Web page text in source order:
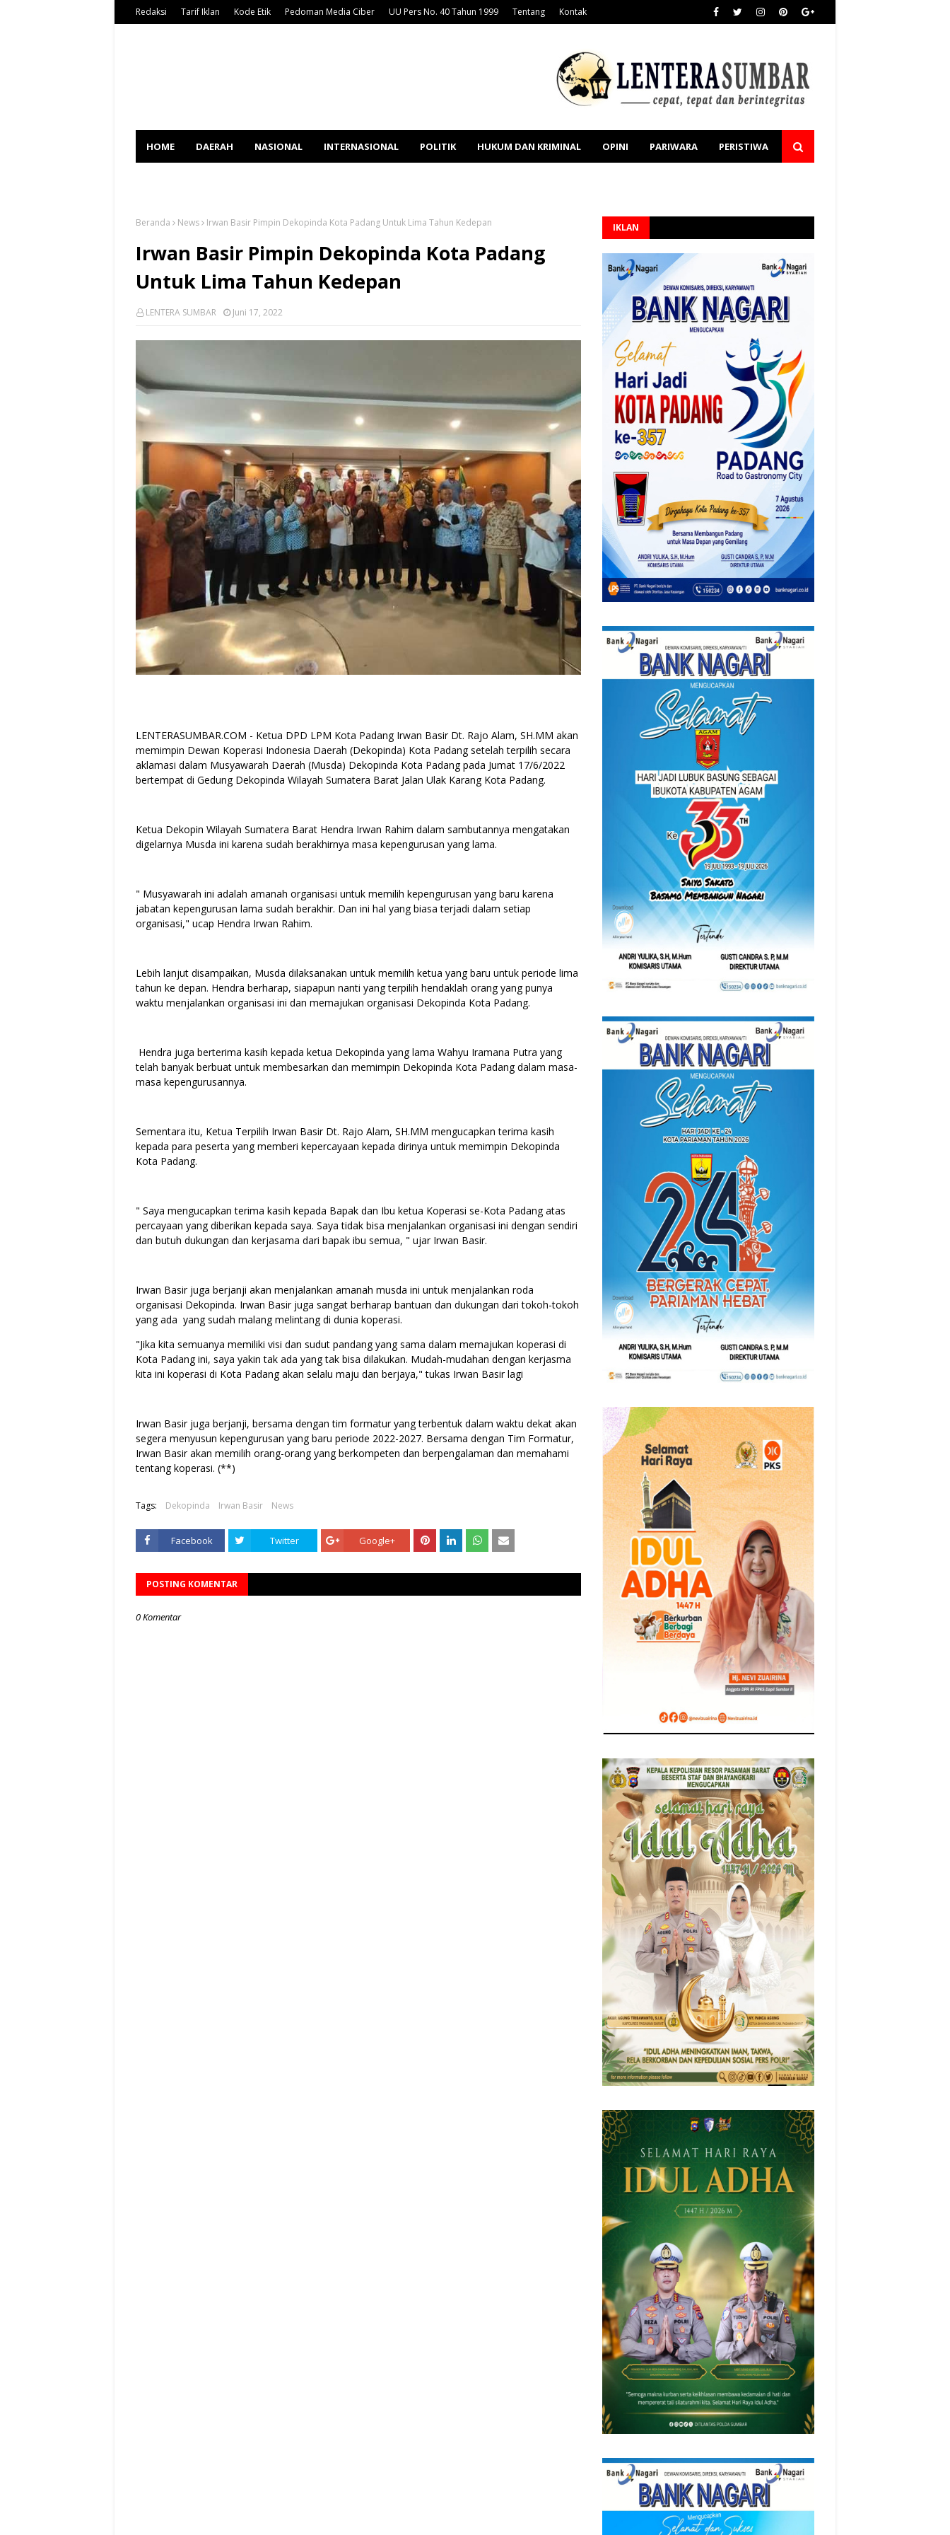
Redaksi Tarif Iklan Kode Etik Pedoman Media Ciber UU Pers No. 40 Tahun 1999 Tentang Kontak
HOME DAERAH NASIONAL INTERNASIONAL POLITIK HUKUM DAN KRIMINAL OPINI PARIWARA PERISTIWA
Beranda News Irwan Basir Pimpin Dekopinda Kota Padang Untuk Lima Tahun Kedepan
Irwan Basir Pimpin Dekopinda Kota Padang
Untuk Lima Tahun Kedepan
LENTERA SUMBAR Juni 17, 2022
LENTERASUMBAR.COM - Ketua DPD LPM Kota Padang Irwan Basir Dt. Rajo Alam, SH.MM akan
memimpin Dewan Koperasi Indonesia Daerah (Dekopinda) Kota Padang setelah terpilih secara
aklamasi dalam Musyawarah Daerah (Musda) Dekopinda Kota Padang pada Jumat 17/6/2022
bertempat di Gedung Dekopinda Wilayah Sumatera Barat Jalan Ulak Karang Kota Padang.
Ketua Dekopin Wilayah Sumatera Barat Hendra Irwan Rahim dalam sambutannya mengatakan
digelarnya Musda ini karena sudah berakhirnya masa kepengurusan yang lama.
" Musyawarah ini adalah amanah organisasi untuk memilih kepengurusan yang baru karena
jabatan kepengurusan lama sudah berakhir. Dan ini hal yang biasa terjadi dalam setiap
organisasi," ucap Hendra Irwan Rahim.
Lebih lanjut disampaikan, Musda dilaksanakan untuk memilih ketua yang baru untuk periode lima
tahun ke depan. Hendra berharap, siapapun nanti yang terpilih hendaklah orang yang punya
waktu menjalankan organisasi ini dan memajukan organisasi Dekopinda Kota Padang.
Hendra juga berterima kasih kepada ketua Dekopinda yang lama Wahyu Iramana Putra yang
telah banyak berbuat untuk membesarkan dan memimpin Dekopinda Kota Padang dalam masa-
masa kepengurusannya.
Sementara itu, Ketua Terpilih Irwan Basir Dt. Rajo Alam, SH.MM mengucapkan terima kasih
kepada para peserta yang memberi kepercayaan kepada dirinya untuk memimpin Dekopinda
Kota Padang.
" Saya mengucapkan terima kasih kepada Bapak dan Ibu ketua Koperasi se-Kota Padang atas
percayaan yang diberikan kepada saya. Saya tidak bisa menjalankan organisasi ini dengan sendiri
dan butuh dukungan dan kerjasama dari bapak ibu semua, " ujar Irwan Basir.
Irwan Basir juga berjanji akan menjalankan amanah musda ini untuk menjalankan roda
organisasi Dekopinda. Irwan Basir juga sangat berharap bantuan dan dukungan dari tokoh-tokoh
yang ada yang sudah malang melintang di dunia koperasi.
"Jika kita semuanya memiliki visi dan sudut pandang yang sama dalam memajukan koperasi di
Kota Padang ini, saya yakin tak ada yang tak bisa dilakukan. Mudah-mudahan dengan kerjasma
kita ini koperasi di Kota Padang akan selalu maju dan berjaya," tukas Irwan Basir lagi
Irwan Basir juga berjanji, bersama dengan tim formatur yang terbentuk dalam waktu dekat akan
segera menyusun kepengurusan yang baru periode 2022-2027. Bersama dengan Tim Formatur,
Irwan Basir akan memilih orang-orang yang berkompeten dan berpengalaman dan memahami
tentang koperasi. (**)
Tags: Dekopinda Irwan Basir News
Facebook Twitter Google+
POSTING KOMENTAR
0 Komentar
IKLAN